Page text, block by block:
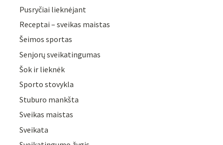
Pusryčiai lieknėjant
Receptai – sveikas maistas
Šeimos sportas
Senjorų sveikatingumas
Šok ir lieknėk
Sporto stovykla
Stuburo mankšta
Sveikas maistas
Sveikata